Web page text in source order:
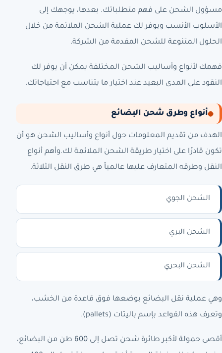
مسؤول الشحن على فهم متطلباتك. بعدها، يوجهك إلى
الأسلوب الأنسب ويوفر لك عملية الشحن الملائمة من خلال
الحلول المتنوعة للشحن المقدمة من الشركة.
فهمك لأنواع وأساليب الشحن المختلفة يمكن أن يوفر لك
النقود على المدى البعيد عند اختيار ما يتناسب مع احتياجاتك.
أنواع وطرق شحن البضائع
الهدف من تقديم المعلومات حول أنواع وأساليب الشحن هو أن
تكون قادرًا على اختيار طريقة الشحن الملائمة لك.وأهم أنواع
النقل وطرقه المتعارف عليها عالمياً هي طرق النقل الثلاثة.
الشحن الجوي
الشحن البري
الشحن البحري
وهي عملية نقل البضائع بوضعها فوق قاعدة من الخشب،
وتعرف هذه القواعد بإسم باليتات (pallets).
أقصى حمولة لأكبر طائرة شحن تصل إلى 600 طن من البضائع،